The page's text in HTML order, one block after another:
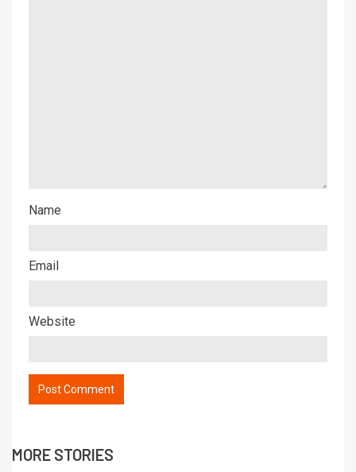
Name
Email
Website
MORE STORIES